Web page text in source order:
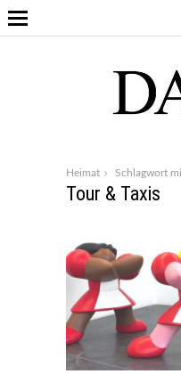
Heimat Schlagwort
Tour & Taxis